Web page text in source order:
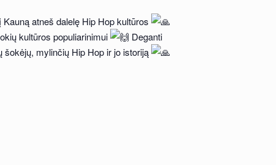
atneš dalelę Hip Hop kultūros
kultūros populiarinimui
Deganti
mylinčių Hip Hop ir jo istoriją